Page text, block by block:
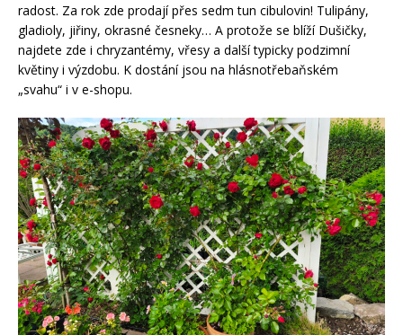
radost. Za rok zde prodají přes sedm tun cibulovin! Tulipány,
gladioly, jiřiny, okrasné česneky… A protože se blíží Dušičky,
najdete zde i chryzantémy, vřesy a další typicky podzimní
květiny i výzdobu. K dostání jsou na hlásnotřebaňském
„svahu“ i v e-shopu.